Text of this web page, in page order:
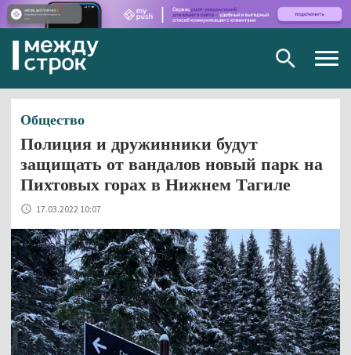
Общество
Полиция и дружинники будут
защищать от вандалов новый парк на
Пихтовых горах в Нижнем Тагиле
17.03.2022 10:07